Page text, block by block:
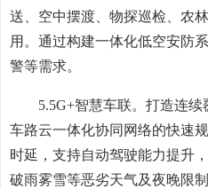
送、空中摆渡、物探巡检、农
用。通过构建一体化低空安防
警等需求。
5.5G+智慧车联。打造连
车路云一体化协同网络的快速
时延，支持自动驾驶能力提升
破雨雾雪等恶劣天气及夜晚限